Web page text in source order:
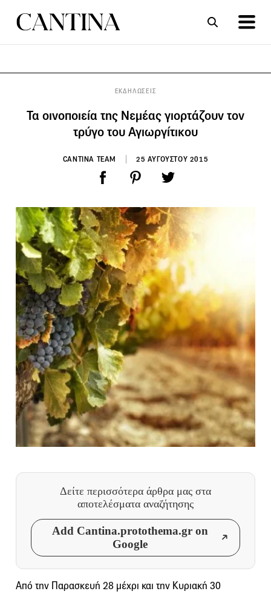
ΕΚΔΗΛΩΣΕΙΣ
Τα οινοποιεία της Νεμέας γιορτάζουν τον
τρύγο του Αγιωργίτικου
CANTINA TEAM 25 ΑΥΓΟΥΣΤΟΥ 2015
Δείτε περισσότερα άρθρα μας στα
αποτελέσματα αναζήτησης
Add Cantina.protothema.gr on
Google
Από την Παρασκευή 28 μέχρι και την Κυριακή 30